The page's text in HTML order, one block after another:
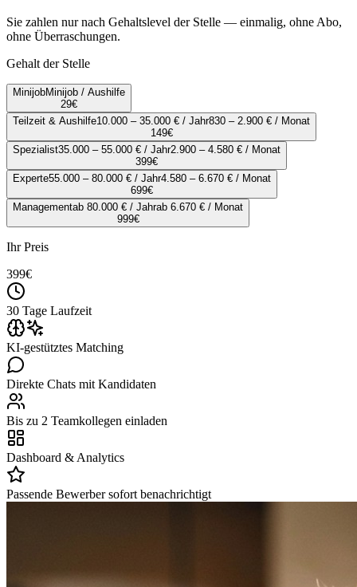
Sie zahlen nur nach Gehaltslevel der Stelle — einmalig, ohne Abo,
ohne Überraschungen.
Gehalt der Stelle
MinijobMinijob / Aushilfe
29€
Teilzeit & Aushilfe10.000 – 35.000 € / Jahr830 – 2.900 € / Monat
149€
Spezialist35.000 – 55.000 € / Jahr2.900 – 4.580 € / Monat
399€
Experte55.000 – 80.000 € / Jahr4.580 – 6.670 € / Monat
699€
Managementab 80.000 € / Jahrab 6.670 € / Monat
999€
Ihr Preis
399€
30 Tage Laufzeit
KI-gestütztes Matching
Direkte Chats mit Kandidaten
Bis zu 2 Teamkollegen einladen
Dashboard & Analytics
Passende Bewerber sofort benachrichtigt